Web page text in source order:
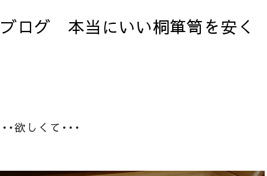
ログ 本当にいい桐箪笥を安く
欲しくて・・・